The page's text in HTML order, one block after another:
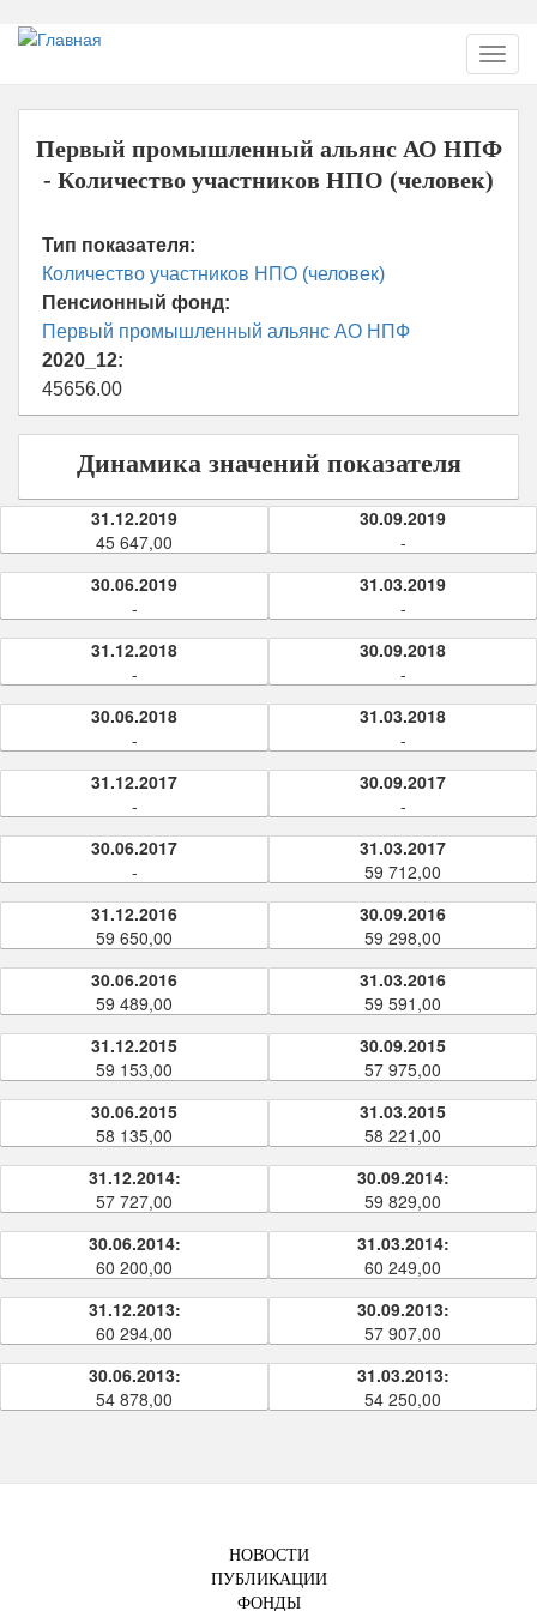
Перейти
основному
содержанию
Первый промышленный альянс АО НПФ
- Количество участников НПО (человек)
Тип показателя:
Количество участников НПО (человек)
Пенсионный фонд:
Первый промышленный альянс АО НПФ
2020_12:
45656.00
Динамика значений показателя
31.12.2019
45 647,00
30.09.2019
-
30.06.2019
-
31.03.2019
-
31.12.2018
-
30.09.2018
-
30.06.2018
-
31.03.2018
-
31.12.2017
-
30.09.2017
-
30.06.2017
-
31.03.2017
59 712,00
31.12.2016
59 650,00
30.09.2016
59 298,00
30.06.2016
59 489,00
31.03.2016
59 591,00
31.12.2015
59 153,00
30.09.2015
57 975,00
30.06.2015
58 135,00
31.03.2015
58 221,00
31.12.2014:
57 727,00
30.09.2014:
59 829,00
30.06.2014:
60 200,00
31.03.2014:
60 249,00
31.12.2013:
60 294,00
30.09.2013:
57 907,00
30.06.2013:
54 878,00
31.03.2013:
54 250,00
НОВОСТИ
ПУБЛИКАЦИИ
ФОНДЫ